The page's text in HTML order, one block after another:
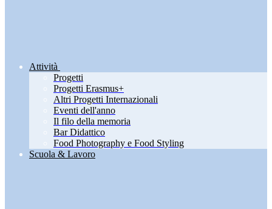
Attività
Progetti
Progetti Erasmus+
Altri Progetti Internazionali
Eventi dell'anno
Il filo della memoria
Bar Didattico
Food Photography e Food Styling
Scuola & Lavoro